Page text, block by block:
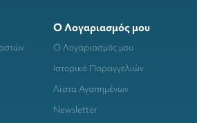
Ο Λογαριασμός μου
Ο Λογαριασμός μου
Ιστορικό Παραγγελιών
Λίστα Αγαπημένων
Newsletter